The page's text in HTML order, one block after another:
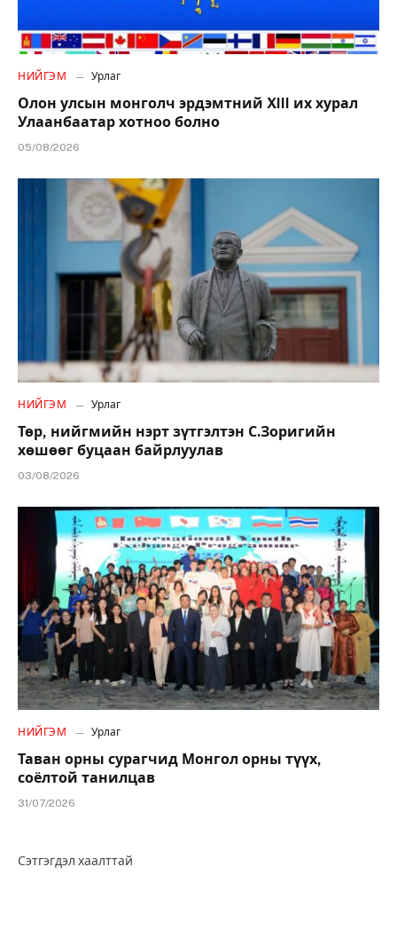
НИЙГЭМ Урлаг
Олон улсын монголч эрдэмтний XIII их хурал
Улаанбаатар хотноо болно
05/08/2026
НИЙГЭМ Урлаг
Төр, нийгмийн нэрт зүтгэлтэн С.Зоригийн
хөшөөг буцаан байрлуулав
03/08/2026
НИЙГЭМ Урлаг
Таван орны сурагчид Монгол орны түүх,
соёлтой танилцав
31/07/2026
Сэтгэгдэл хаалттай